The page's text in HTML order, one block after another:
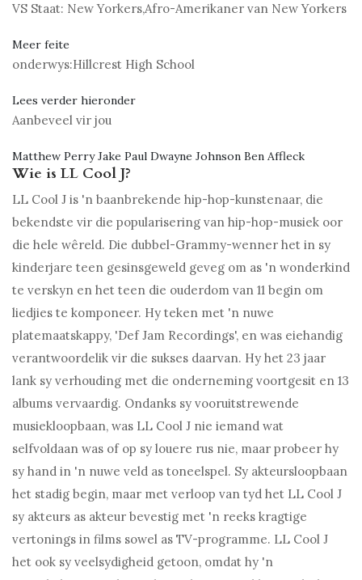
VS Staat: New Yorkers,Afro-Amerikaner van New Yorkers
Meer feite
onderwys:Hillcrest High School
Lees verder hieronder
Aanbeveel vir jou
Matthew Perry Jake Paul Dwayne Johnson Ben Affleck
Wie is LL Cool J?
LL Cool J is 'n baanbrekende hip-hop-kunstenaar, die
bekendste vir die popularisering van hip-hop-musiek oor
die hele wêreld. Die dubbel-Grammy-wenner het in sy
kinderjare teen gesinsgeweld geveg om as 'n wonderkind
te verskyn en het teen die ouderdom van 11 begin om
liedjies te komponeer. Hy teken met 'n nuwe
platemaatskappy, 'Def Jam Recordings', en was eiehandig
verantwoordelik vir die sukses daarvan. Hy het 23 jaar
lank sy verhouding met die onderneming voortgesit en 13
albums vervaardig. Ondanks sy vooruitstrewende
musiekloopbaan, was LL Cool J nie iemand wat
selfvoldaan was of op sy louere rus nie, maar probeer hy
sy hand in 'n nuwe veld as toneelspel. Sy akteursloopbaan
het stadig begin, maar met verloop van tyd het LL Cool J
sy akteurs as akteur bevestig met 'n reeks kragtige
vertonings in films sowel as TV-programme. LL Cool J
het ook sy veelsydigheid getoon, omdat hy 'n